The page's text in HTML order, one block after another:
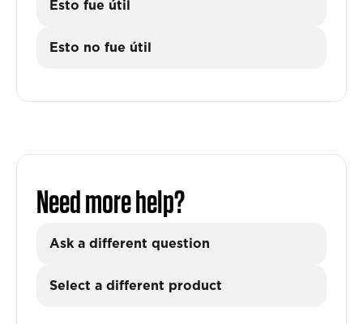
Esto fue útil
Esto no fue útil
Need more help?
Ask a different question
Select a different product